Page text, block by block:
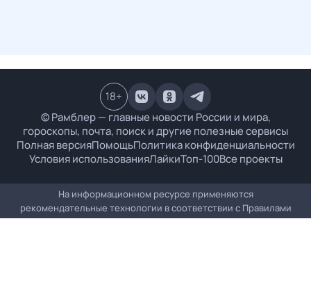
© Рамблер — главные новости России и мира,
гороскопы, почта, поиск и другие полезные сервисы
Полная версияПомощьПолитика конфиденциальности
Условия использованияЛайкиТоп-100Все проекты
18+
На информационном ресурсе применяются
рекомендательные технологии в соответствии с Правилами